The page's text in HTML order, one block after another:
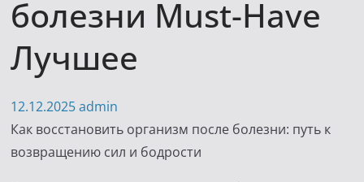
болезни Must-Have
Лучшее
12.12.2025 admin
Как восстановить организм после болезни: путь к
возвращению сил и бодрости